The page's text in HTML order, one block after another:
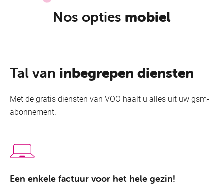
Nos opties mobiel
Tal van inbegrepen diensten
Met de gratis diensten van VOO haalt u alles uit uw gsm-
abonnement.
Een enkele factuur voor het hele gezin!